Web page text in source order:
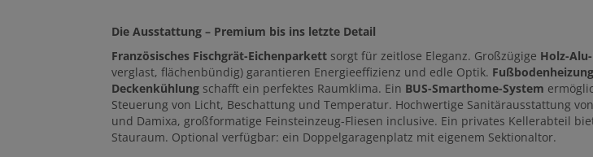
Die Ausstattung – Premium bis ins letzte Detail
Französisches Fischgrät-Eichenparkett sorgt für zeitlose Eleganz. Großzügige Holz-
verglast, flächenbündig) garantieren Energieeffizienz und edle Optik.
Deckenkühlung schafft ein perfektes Raumklima. Ein BUS-Smarthome-System
Steuerung von Licht, Beschattung und Temperatur. Hochwertige Sanitärausstattung von
und Damixa, großformatige Feinsteinzeug-Fliesen inclusive. Ein privates Kellerabteil
Stauraum. Optional verfügbar: ein Doppelgaragenplatz mit eigenem Sektionaltor.